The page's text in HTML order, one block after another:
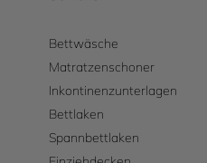
Bettwäsche
Matratzenschoner
Inkontinenzunterlagen
Bettlaken
Spannbettlaken